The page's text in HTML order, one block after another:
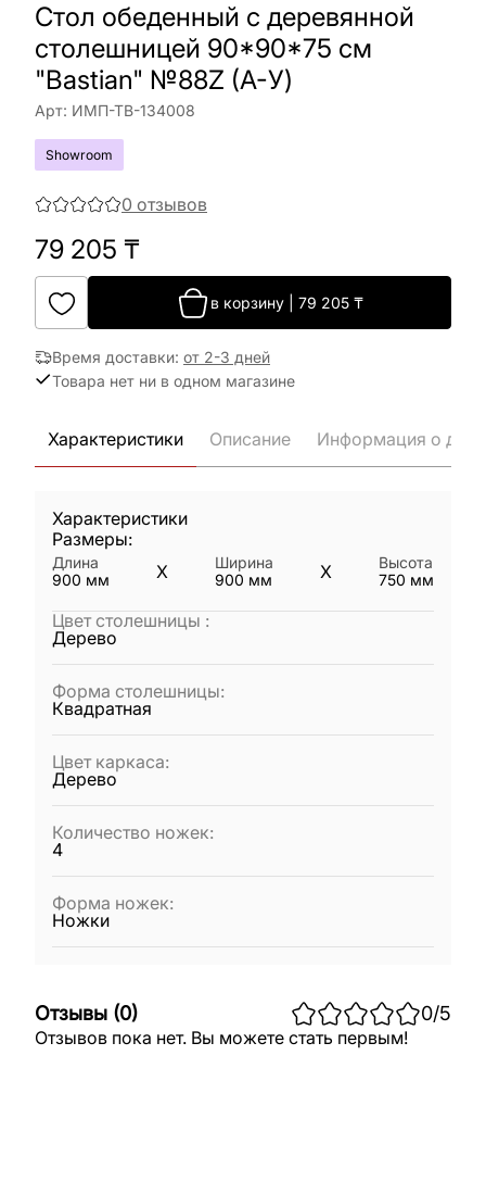
Стол обеденный с деревянной
столешницей 90*90*75 см
"Bastian" №88Z (A-У)
Арт: ИМП-ТВ-134008
Showroom
0 отзывов
79 205 ₸
в корзину 79 205 ₸
Время доставки: от 2-3 дней
Товара нет ни в одном магазине
Характеристики Описание Информация о
Характеристики
Размеры:
Длина
900 мм X
Ширина
900 мм X
Высота
750 мм
Цвет столешницы :
Дерево
Форма столешницы:
Квадратная
Цвет каркаса:
Дерево
Количество ножек:
4
Форма ножек:
Ножки
Отзывы (0) 0/5
Отзывов пока нет. Вы можете стать первым!